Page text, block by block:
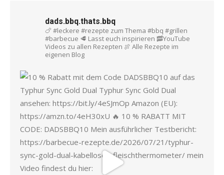
dads.bbq.thats.bbq
🍗 #leckere #rezepte zum Thema #bbq #grillen
#barbecue 🥩 Lasst euch inspirieren 🥓YouTube
Videos zu allen Rezepten 🍖 Alle Rezepte im
eigenen Blog